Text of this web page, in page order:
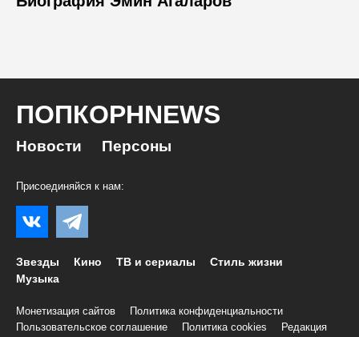
ПОПКОРНNEWS
Новости Персоны
Присоединяйся к нам:
Звезды Кино ТВ и сериалы
Стиль жизни
Музыка
Монетизация сайтов
Политика конфиденциальности
Пользовательское соглашение
Политика cookies Редакция